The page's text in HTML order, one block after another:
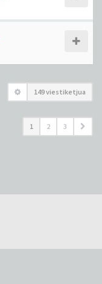
149 viestiketjua
1 2 3